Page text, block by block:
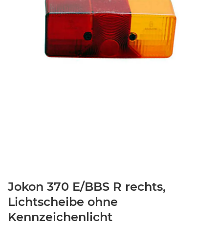
Jokon 370 E/BBS R rechts,
Lichtscheibe ohne
Kennzeichenlicht